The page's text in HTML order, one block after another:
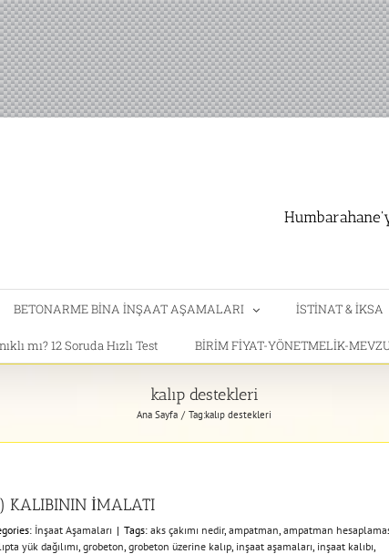
BETONARME BİNA İNŞAAT AŞAMALARI İSTİNAT & İKSA
mı? 12 Soruda Hızlı Test BİRİM FİYAT-YÖNETMELİK-
kalıp destekleri
Ana Sayfa Tag:kalıp destekleri
KALIBININ İMALATI
İnşaat Aşamaları | Tags: aks çakımı nedir, ampatman, ampatman
yük dağılımı, grobeton, grobeton üzerine kalıp, inşaat aşamaları, inşaat kalıbı,